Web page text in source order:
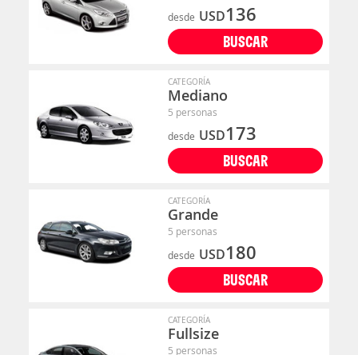
desde USD136
BUSCAR
CATEGORÍA
Mediano
5 personas
desde USD173
BUSCAR
CATEGORÍA
Grande
5 personas
desde USD180
BUSCAR
CATEGORÍA
Fullsize
5 personas